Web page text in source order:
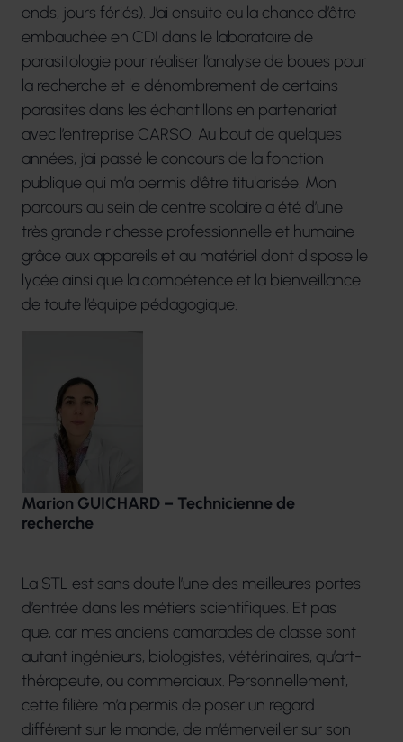
ends, jours fériés). J’ai ensuite eu la chance d’être
embauchée en CDI dans le laboratoire de
parasitologie pour réaliser l’analyse de boues pour
la recherche et le dénombrement de certains
parasites dans les échantillons en partenariat
avec l’entreprise CARSO. Au bout de quelques
années, j’ai passé le concours de la fonction
publique qui m’a permis d’être titularisée. Mon
parcours au sein de centre scolaire a été d’une
très grande richesse professionnelle et humaine
grâce aux appareils et au matériel dont dispose le
lycée ainsi que la compétence et la bienveillance
de toute l’équipe pédagogique.
Marion GUICHARD – Technicienne de
recherche
La STL est sans doute l’une des meilleures portes
d’entrée dans les métiers scientifiques. Et pas
que, car mes anciens camarades de classe sont
autant ingénieurs, biologistes, vétérinaires, qu’art-
thérapeute, ou commerciaux. Personnellement,
cette filière m’a permis de poser un regard
différent sur le monde, de m’émerveiller sur son